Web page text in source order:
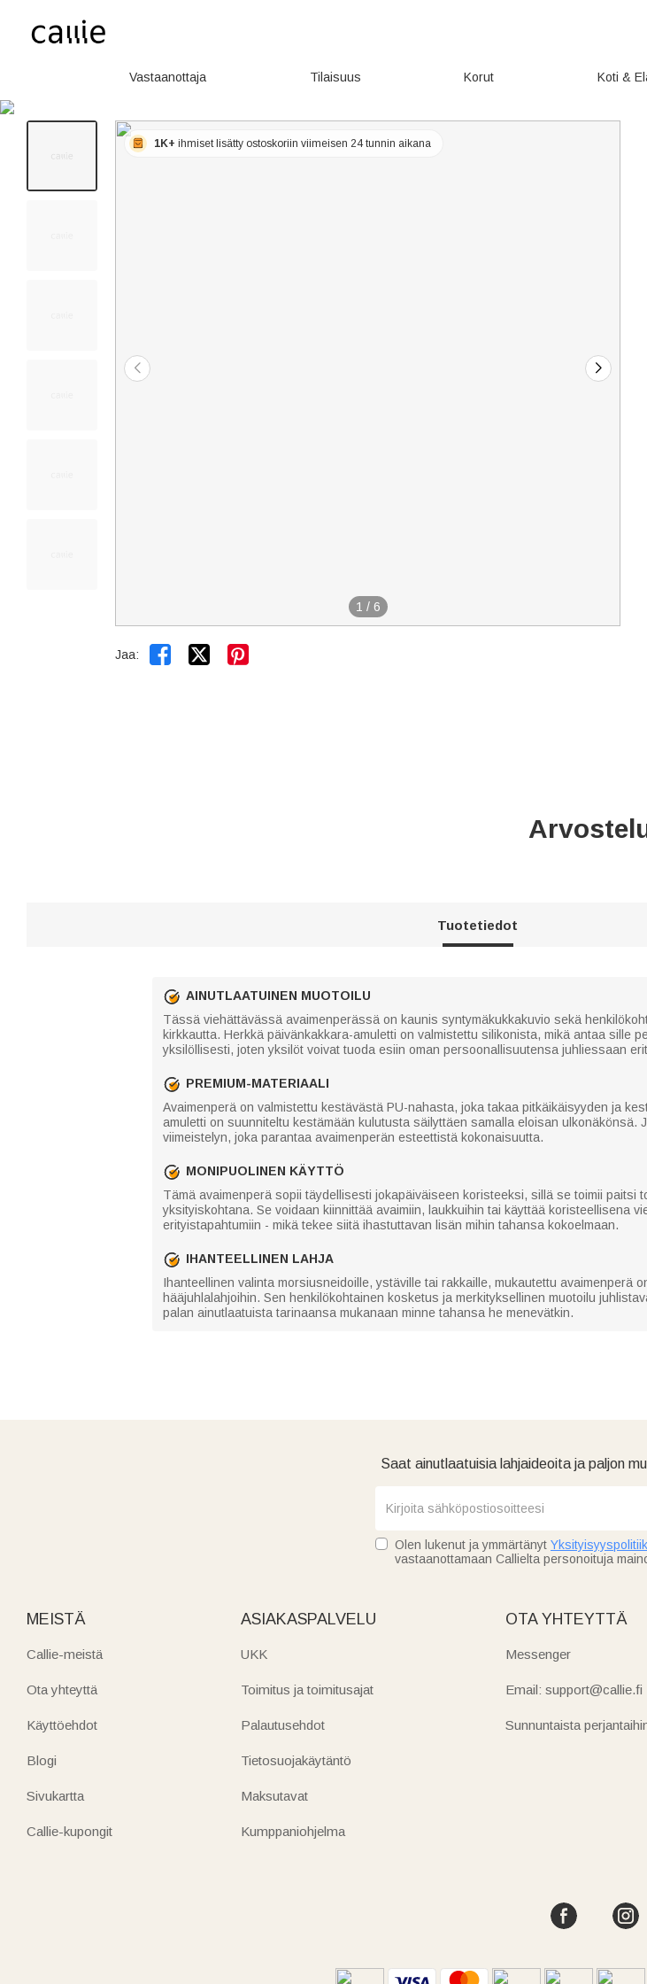
Vastaanottaja Tilaisuus Korut Koti &
1 / 6
1K+ ihmiset lisätty ostoskoriin viimeisen 24 tunnin aikana
Jaa:  
Tuotetiedot
AINUTLAATUINEN MUOTOILU
Tässä viehättävässä avaimenperässä on kaunis syntymäkukkakuvio sekä
kirkkautta. Herkkä päivänkakkara-amuletti on valmistettu silikonista, mikä antaa sille
yksilöllisesti, joten yksilöt voivat tuoda esiin oman persoonallisuutensa juhliessaan
PREMIUM-MATERIAALI
Avaimenperä on valmistettu kestävästä PU-nahasta, joka takaa pitkäikäisyyden ja
amuletti on suunniteltu kestämään kulutusta säilyttäen samalla eloisan ulkonäkönsä.
viimeistelyn, joka parantaa avaimenperän esteettistä kokonaisuutta.
MONIPUOLINEN KÄYTTÖ
Tämä avaimenperä sopii täydellisesti jokapäiväiseen koristeeksi, sillä se toimii paitsi
yksityiskohtana. Se voidaan kiinnittää avaimiin, laukkuihin tai käyttää koristeellisena
erityistapahtumiin - mikä tekee siitä ihastuttavan lisän mihin tahansa kokoelmaan.
IHANTEELLINEN LAHJA
Ihanteellinen valinta morsiusneidoille, ystäville tai rakkaille, mukautettu avaimenperä
hääjuhlalahjoihin. Sen henkilökohtainen kosketus ja merkityksellinen muotoilu
palan ainutlaatuista tarinaansa mukanaan minne tahansa he menevätkin.
Saat ainutlaatuisia lahjaideoita ja paljon
Olen lukenut ja ymmärtänyt
vastaanottamaan Callielta personoituja
MEISTÄ
Callie-meistä
Ota yhteyttä
Käyttöehdot
Blogi
Sivukartta
Callie-kupongit
ASIAKASPALVELU
UKK
Toimitus ja toimitusajat
Palautusehdot
Tietosuojakäytäntö
Maksutavat
Kumppaniohjelma
OTA YHTEYTTÄ
Messenger
Email: support@callie.fi
Sunnuntaista